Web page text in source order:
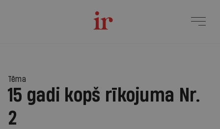
Tēma
15 gadi kopš rīkojuma Nr.
2